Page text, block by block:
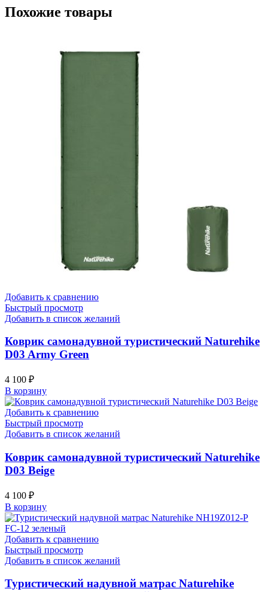
Похожие товары
Добавить к сравнению
Быстрый просмотр
Добавить в список желаний
Коврик самонадувной туристический Naturehike
D03 Army Green
4 100 ₽
В корзину
Добавить к сравнению
Быстрый просмотр
Добавить в список желаний
Коврик самонадувной туристический Naturehike
D03 Beige
4 100 ₽
В корзину
Добавить к сравнению
Быстрый просмотр
Добавить в список желаний
Туристический надувной матрас Naturehike